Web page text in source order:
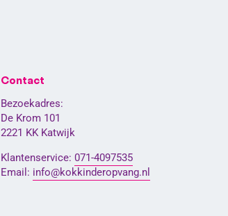
Contact
Bezoekadres:
De Krom 101
2221 KK Katwijk
Klantenservice: 071-4097535
Email: info@kokkinderopvang.nl